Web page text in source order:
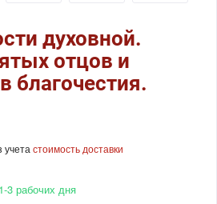
духовной.
отцов и
благочестия.
учета стоимость доставки
3 рабочих дня